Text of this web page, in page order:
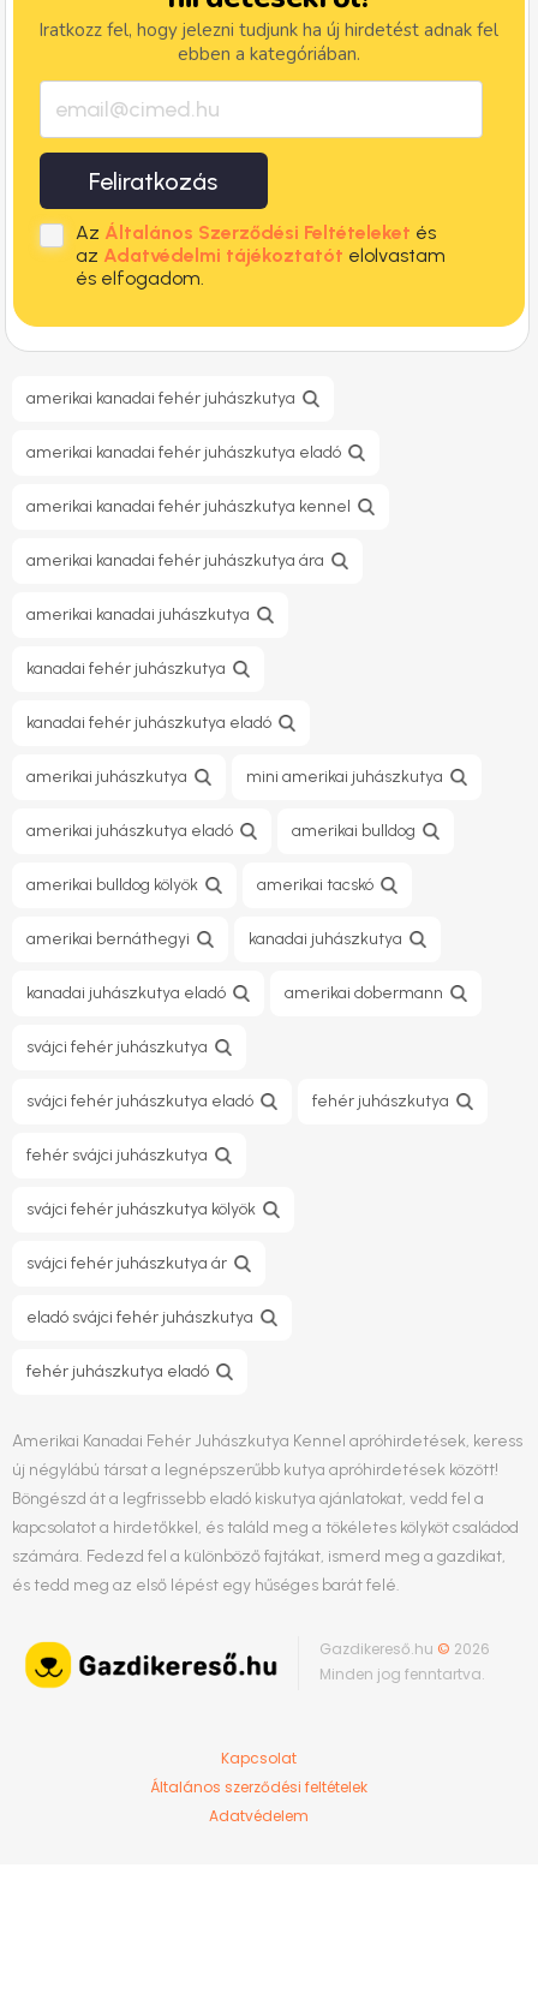
Iratkozz fel, hogy jelezni tudjunk ha új hirdetést adnak fel
ebben a kategóriában.
Feliratkozás
Az Általános Szerződési Feltételeket és
az Adatvédelmi tájékoztatót elolvastam
és elfogadom.
amerikai kanadai fehér juhászkutya
amerikai kanadai fehér juhászkutya eladó
amerikai kanadai fehér juhászkutya kennel
amerikai kanadai fehér juhászkutya ára
amerikai kanadai juhászkutya
kanadai fehér juhászkutya
kanadai fehér juhászkutya eladó
amerikai juhászkutya mini amerikai juhászkutya
amerikai juhászkutya eladó amerikai bulldog
amerikai bulldog kölyök amerikai tacskó
amerikai bernáthegyi kanadai juhászkutya
kanadai juhászkutya eladó amerikai dobermann
svájci fehér juhászkutya
svájci fehér juhászkutya eladó fehér juhászkutya
fehér svájci juhászkutya
svájci fehér juhászkutya kölyök
svájci fehér juhászkutya ár
eladó svájci fehér juhászkutya
fehér juhászkutya eladó
Amerikai Kanadai Fehér Juhászkutya Kennel apróhirdetések, keress
új négylábú társat a legnépszerűbb kutya apróhirdetések között!
Böngészd át a legfrissebb eladó kiskutya ajánlatokat, vedd fel a
kapcsolatot a hirdetőkkel, és találd meg a tökéletes kölyköt családod
számára. Fedezd fel a különböző fajtákat, ismerd meg a gazdikat,
és tedd meg az első lépést egy hűséges barát felé.
Gazdikereső.hu © 2026
Minden jog fenntartva.
Kapcsolat
Általános szerződési feltételek
Adatvédelem